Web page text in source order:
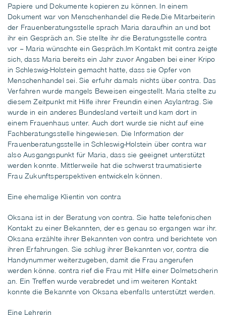
Papiere und Dokumente kopieren zu können. In einem
Dokument war von Menschenhandel die Rede.Die Mitarbeiterin
der Frauenberatungsstelle sprach Maria daraufhin an und bot
ihr ein Gespräch an. Sie stellte ihr die Beratungsstelle contra
vor – Maria wünschte ein Gespräch.Im Kontakt mit contra zeigte
sich, dass Maria bereits ein Jahr zuvor Angaben bei einer Kripo
in Schleswig-Holstein gemacht hatte, dass sie Opfer von
Menschenhandel sei. Sie erfuhr damals nichts über contra. Das
Verfahren wurde mangels Beweisen eingestellt. Maria stellte zu
diesem Zeitpunkt mit Hilfe ihrer Freundin einen Asylantrag. Sie
wurde in ein anderes Bundesland verteilt und kam dort in
einem Frauenhaus unter. Auch dort wurde sie nicht auf eine
Fachberatungsstelle hingewiesen. Die Information der
Frauenberatungsstelle in Schleswig-Holstein über contra war
also Ausgangspunkt für Maria, dass sie geeignet unterstützt
werden konnte. Mittlerweile hat die schwerst traumatisierte
Frau Zukunftsperspektiven entwickeln können.
Eine ehemalige Klientin von contra
Oksana ist in der Beratung von contra. Sie hatte telefonischen
Kontakt zu einer Bekannten, der es genau so ergangen war ihr.
Oksana erzählte ihrer Bekannten von contra und berichtete von
ihren Erfahrungen. Sie schlug ihrer Bekannten vor, contra die
Handynummer weiterzugeben, damit die Frau angerufen
werden könne. contra rief die Frau mit Hilfe einer Dolmetscherin
an. Ein Treffen wurde verabredet und im weiteren Kontakt
konnte die Bekannte von Oksana ebenfalls unterstützt werden.
Eine Lehrerin